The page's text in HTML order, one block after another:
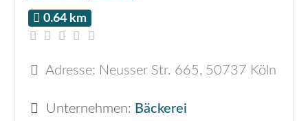
0.64 km
Adresse: Neusser Str. 665, 50737 Köln
Unternehmen: Bäckerei